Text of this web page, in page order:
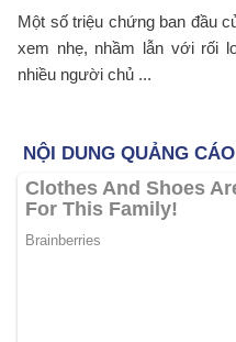
Một số triệu chứng ban đầu
xem nhẹ, nhầm lẫn với rối
nhiều người chủ ...